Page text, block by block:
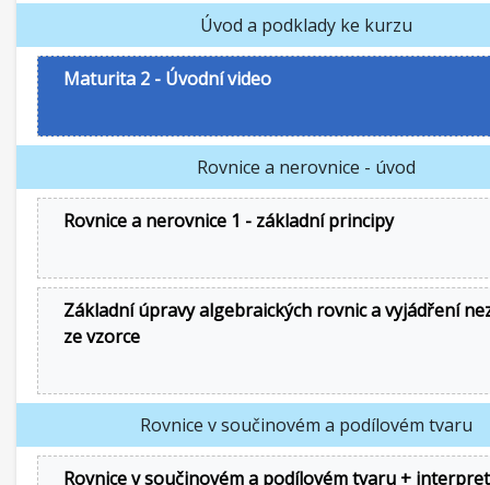
Úvod a podklady ke kurzu
Maturita 2 - Úvodní video
Rovnice a nerovnice - úvod
Rovnice a nerovnice 1 - základní principy
Základní úpravy algebraických rovnic a vyjádření
ze vzorce
Rovnice v součinovém a podílovém tvaru
Rovnice v součinovém a podílovém tvaru +